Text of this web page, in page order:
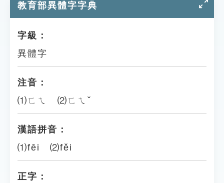
貓頭鷹博士
教育部異體字字典
字級：
異體字
注音：
⑴ㄈㄟ ⑵ㄈㄟˇ
漢語拼音：
⑴fēi ⑵fěi
正字：